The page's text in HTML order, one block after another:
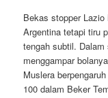
Bekas stopper
Argentina tetapi tiru
tengah subtil.
menggampar
Muslera
100 dalam Beker